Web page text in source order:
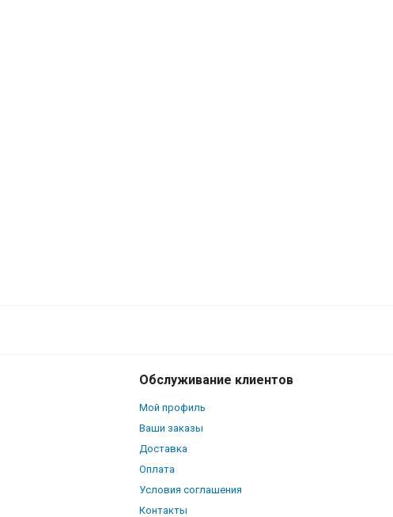
Обслуживание клиентов
Мой профиль
Ваши заказы
Доставка
Оплата
Условия соглашения
Контакты